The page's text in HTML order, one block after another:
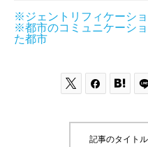
※ジェントリフィケーシ
※都市のコミュニケーシ
た都市
  
記事のタイト